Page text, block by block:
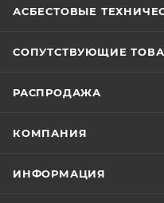
АСБЕСТОВЫЕ
СОПУТСТВУЮЩИЕ
РАСПРОДАЖА
КОМПАНИЯ
ИНФОРМАЦИЯ